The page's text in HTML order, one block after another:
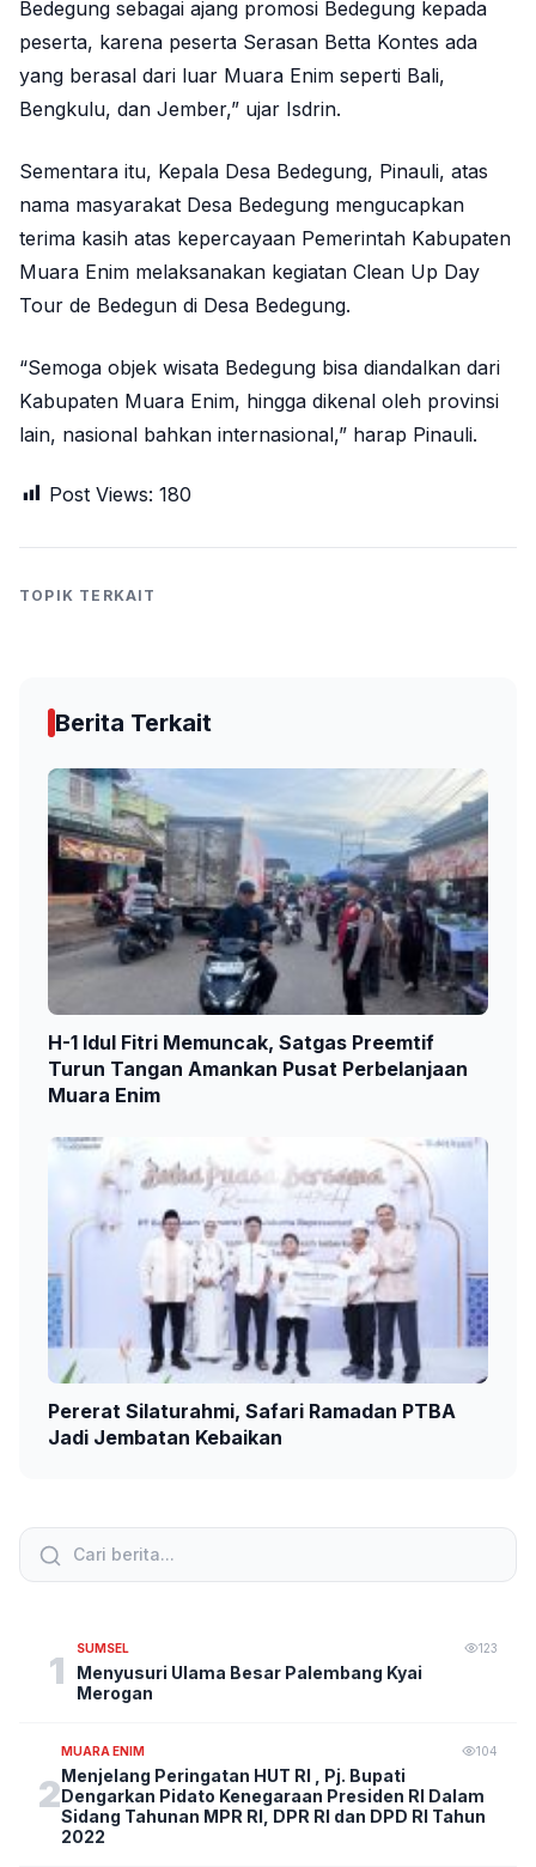
Bedegung sebagai ajang promosi Bedegung kepada
peserta, karena peserta Serasan Betta Kontes ada
yang berasal dari luar Muara Enim seperti Bali,
Bengkulu, dan Jember,” ujar Isdrin.
Sementara itu, Kepala Desa Bedegung, Pinauli, atas
nama masyarakat Desa Bedegung mengucapkan
terima kasih atas kepercayaan Pemerintah Kabupaten
Muara Enim melaksanakan kegiatan Clean Up Day
Tour de Bedegun di Desa Bedegung.
“Semoga objek wisata Bedegung bisa diandalkan dari
Kabupaten Muara Enim, hingga dikenal oleh provinsi
lain, nasional bahkan internasional,” harap Pinauli.
Post Views: 180
TOPIK TERKAIT
Berita Terkait
H-1 Idul Fitri Memuncak, Satgas Preemtif
Turun Tangan Amankan Pusat Perbelanjaan
Muara Enim
Pererat Silaturahmi, Safari Ramadan PTBA
Jadi Jembatan Kebaikan
1
SUMSEL 123
Menyusuri Ulama Besar Palembang Kyai
Merogan
2
MUARA ENIM 104
Menjelang Peringatan HUT RI , Pj. Bupati
Dengarkan Pidato Kenegaraan Presiden RI Dalam
Sidang Tahunan MPR RI, DPR RI dan DPD RI Tahun
2022